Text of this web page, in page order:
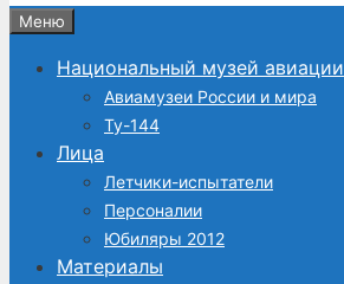
Меню
Национальный музей авиации
Авиамузеи России и мира
Ту-144
Лица
Летчики-испытатели
Персоналии
Юбиляры 2012
Материалы